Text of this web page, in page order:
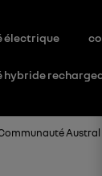
électrique
hybride
Austral